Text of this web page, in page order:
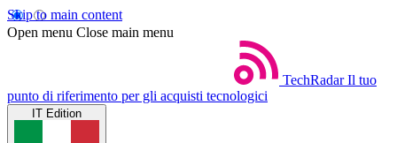
Skip to main content
Open menu Close main menu
TechRadar Il tuo
punto di riferimento per gli acquisti tecnologici
IT Edition